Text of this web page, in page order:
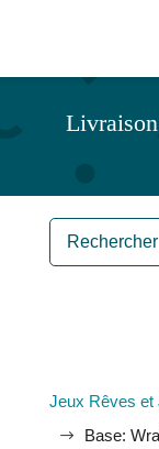
Jeux Rêves et
$ Base: